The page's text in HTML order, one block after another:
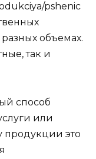
pshenic
объемах.
так и
способ
или
продукции это